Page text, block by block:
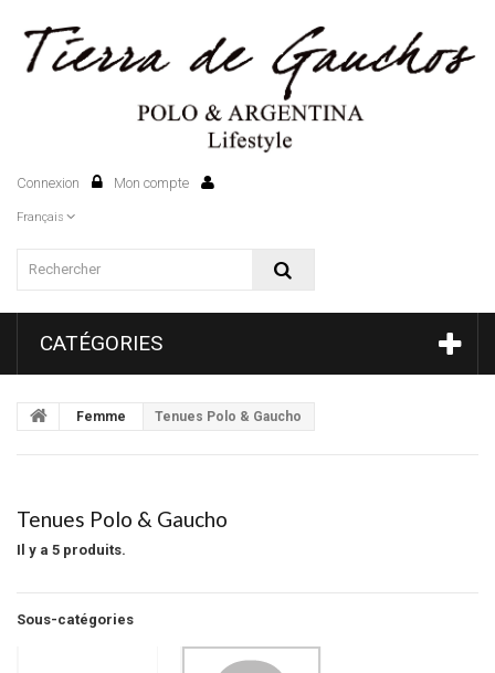
Connexion Mon compte
Français
CATÉGORIES
Femme Tenues Polo & Gaucho
Tenues Polo & Gaucho
Il y a 5 produits.
Sous-catégories